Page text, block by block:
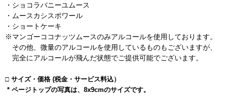
・ショコラバニーユムース
・ムースカシスポワール
・ショートケーキ
※マンゴーココナッツムースのみアルコールを使用しております。
その他、微量のアルコールを使用しているものもございますが、
完全にアルコールが飛んだ状態でご提供可能でございます。
□ サイズ・価格 (税金・サービス料込）
* ページトップの写真は、8x9cmのサイズです。